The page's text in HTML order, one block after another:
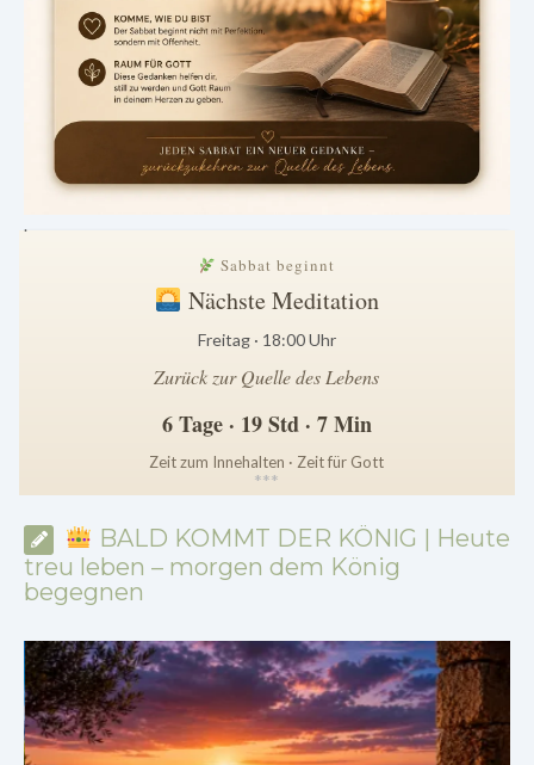
.
Sabbat beginnt
Nächste Meditation
Freitag · 18:00 Uhr
Zurück zur Quelle des Lebens
6 Tage · 19 Std · 7 Min
Zeit zum Innehalten · Zeit für Gott
***
BALD KOMMT DER KÖNIG | Heute
treu leben – morgen dem König
begegnen